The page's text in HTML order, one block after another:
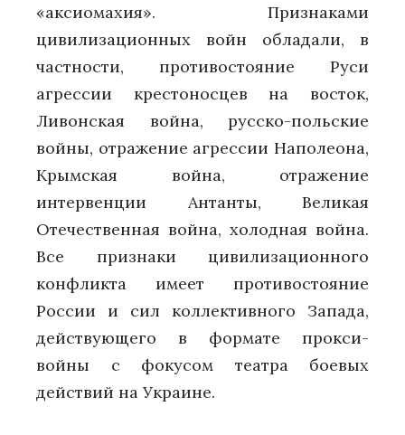
«аксиомахия». Признаками
цивилизационных войн обладали, в
частности, противостояние Руси
агрессии крестоносцев на восток,
Ливонская война, русско-польские
войны, отражение агрессии Наполеона,
Крымская война, отражение
интервенции Антанты, Великая
Отечественная война, холодная война.
Все признаки цивилизационного
конфликта имеет противостояние
России и сил коллективного Запада,
действующего в формате прокси-
войны с фокусом театра боевых
действий на Украине.